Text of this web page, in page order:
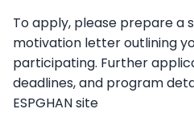
To apply, please prepare a
motivation letter outlining
participating. Further
deadlines, and program
ESPGHAN site